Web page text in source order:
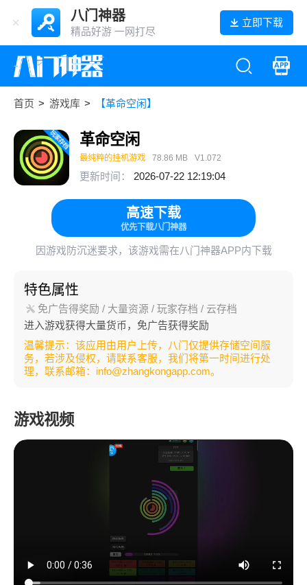
八门神器
精品好游 一网打尽
立即下载
首页 > 游戏库 > 【革命空闲】
革命空闲
最纯粹的挂机游戏 78.86 MB V1.072
更新时间： 2026-07-22 12:19:04
高速下载
优先下载八门神器
因游戏防沉迷要求，该游戏需在八门神器APP内下载
特色属性
免广告得奖励 / 大量资源 / 玩家存档 / 云存档
进入游戏获得大量货币，免广告获得奖励
温馨提示：该应用由用户上传，八门仅提供存储空间服
务，若涉及侵权，请联系客服，我们将第一时间进行处
理，联系邮箱：info@zhangkongapp.com。
游戏视频